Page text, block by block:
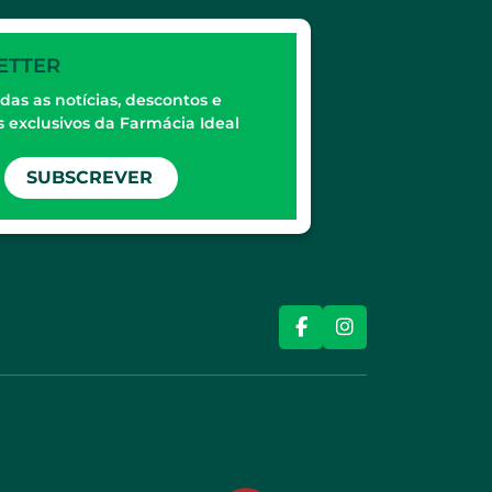
as notícias, descontos e
exclusivos da Farmácia Ideal
SUBSCREVER